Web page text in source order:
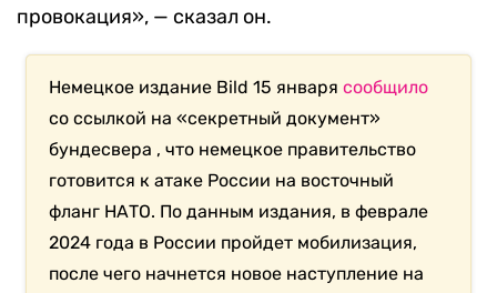
провокация», — сказал он.
Немецкое издание Bild 15 январясообщило
со ссылкой на «секретный документ»
бундесвера , что немецкое правительство
готовится к атаке России на восточный
фланг НАТО. По данным издания, в феврале
2024 года в России пройдет мобилизация,
после чего начнется новое наступление на